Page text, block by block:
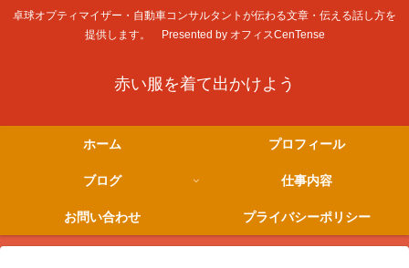
卓球オプティマイザー・自動車コンサルタントが伝わる文章・伝える話し方を
提供します。 Presented by オフィスCenTense
赤い服を着て出かけよう
ホーム プロフィール
ブログ 仕事内容
お問い合わせ プライバシーポリシー